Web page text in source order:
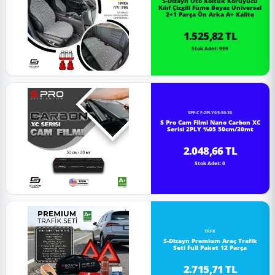
Kılıf Çizgili Füme Beyaz Universal
2+1 Parça Ön Arka A+ Kalite
1.525,82 TL
Stok Adet: 999
SPP-CF-2PLY05-50-30
S Pro Cam Filmi Nano Carbon XC
Serisi 2PLY %05 50cm/30mt
2.048,66 TL
Stok Adet: 0
TRFK
S-Dizayn Premium Araç Trafik
Seti Full Paket 12 Parça
2.715,71 TL